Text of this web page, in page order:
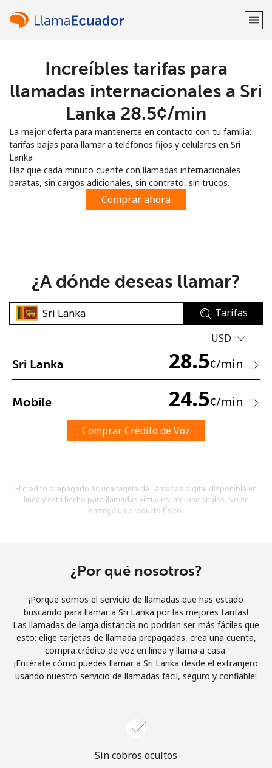
¡Bienvenido!
Regístrate con
o
No se ha creado una contraseña
Una letra mayúscula y una minúscula
Un caracter especial
Términos y condiciones.
Únete
¡Hola!
Inicia sesión oREGÍSTRATE →
Increíbles tarifas para
llamadas internacionales a Sri
Lanka ⁦28.5¢⁩/min
La mejor oferta para mantenerte en contacto con tu familia:
tarifas bajas para llamar a teléfonos fijos y celulares en Sri
Lanka
Haz que cada minuto cuente con llamadas internacionales
baratas, sin cargos adicionales, sin contrato, sin trucos.
Comprar ahora
¿A dónde deseas llamar?
Tarifas
USD
Sri Lanka 28.5¢/min
Mobile 24.5¢/min
Comprar Crédito de Voz
El crédito prepagado es una tarjeta de llamadas digital disponible en
línea y está hecho para llamadas virtuales internacionales. No se
entrega un producto físico.
¿Por qué nosotros?
¡Porque somos el servicio de llamadas que has estado
buscando para llamar a Sri Lanka por las mejores tarifas!
Las llamadas de larga distancia no podrían ser más fáciles que
esto: elige tarjetas de llamada prepagadas, crea una cuenta,
compra crédito de voz en línea y llama a casa.
¡Entérate cómo puedes llamar a Sri Lanka desde el extranjero
usando nuestro servicio de llamadas fácil, seguro y confiable!
Sin cobros ocultos